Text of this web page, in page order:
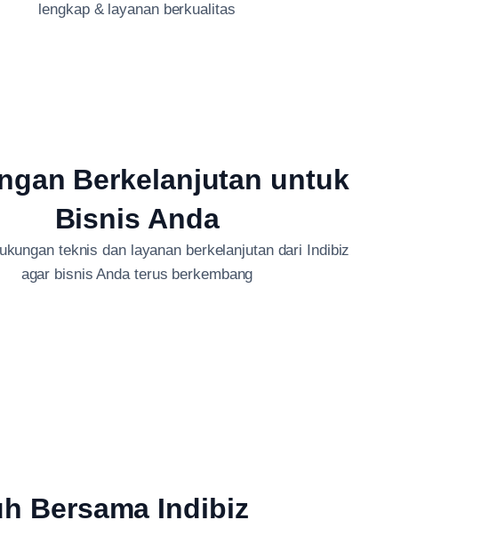
lengkap & layanan berkualitas
Berkelanjutan untuk
Bisnis Anda
teknis dan layanan berkelanjutan dari Indibiz
agar bisnis Anda terus berkembang
Bersama Indibiz